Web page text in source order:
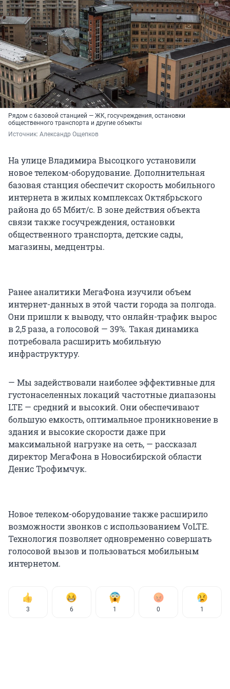
Рядом с базовой станцией — ЖК, госучреждения, остановки
общественного транспорта и другие объекты
Источник: Александр Ощепков
На улице Владимира Высоцкого установили
новое телеком-оборудование. Дополнительная
базовая станция обеспечит скорость мобильного
интернета в жилых комплексах Октябрьского
района до 65 Мбит/с. В зоне действия объекта
связи также госучреждения, остановки
общественного транспорта, детские сады,
магазины, медцентры.
Ранее аналитики МегаФона изучили объем
интернет-данных в этой части города за полгода.
Они пришли к выводу, что онлайн-трафик вырос
в 2,5 раза, а голосовой — 39%. Такая динамика
потребовала расширить мобильную
инфраструктуру.
— Мы задействовали наиболее эффективные для
густонаселенных локаций частотные диапазоны
LTE — средний и высокий. Они обеспечивают
большую емкость, оптимальное проникновение в
здания и высокие скорости даже при
максимальной нагрузке на сеть, — рассказал
директор МегаФона в Новосибирской области
Денис Трофимчук.
Новое телеком-оборудование также расширило
возможности звонков с использованием VoLTE.
Технология позволяет одновременно совершать
голосовой вызов и пользоваться мобильным
интернетом.
3 6 1 0 1